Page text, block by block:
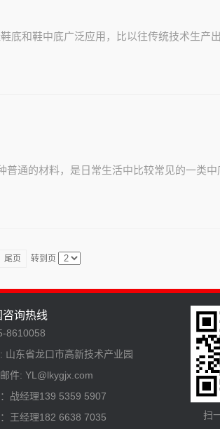
底和鞋中底广泛应用，比以往传统技术生产
通的材料，是日常生活中比较常见的一类中
尾页 转到页
咨询热线
8610058
山东省龙口市高新技术产业园
件: YL@lkygjx.com
战经理139 5359 5907
王经理182 6638 7035
扫